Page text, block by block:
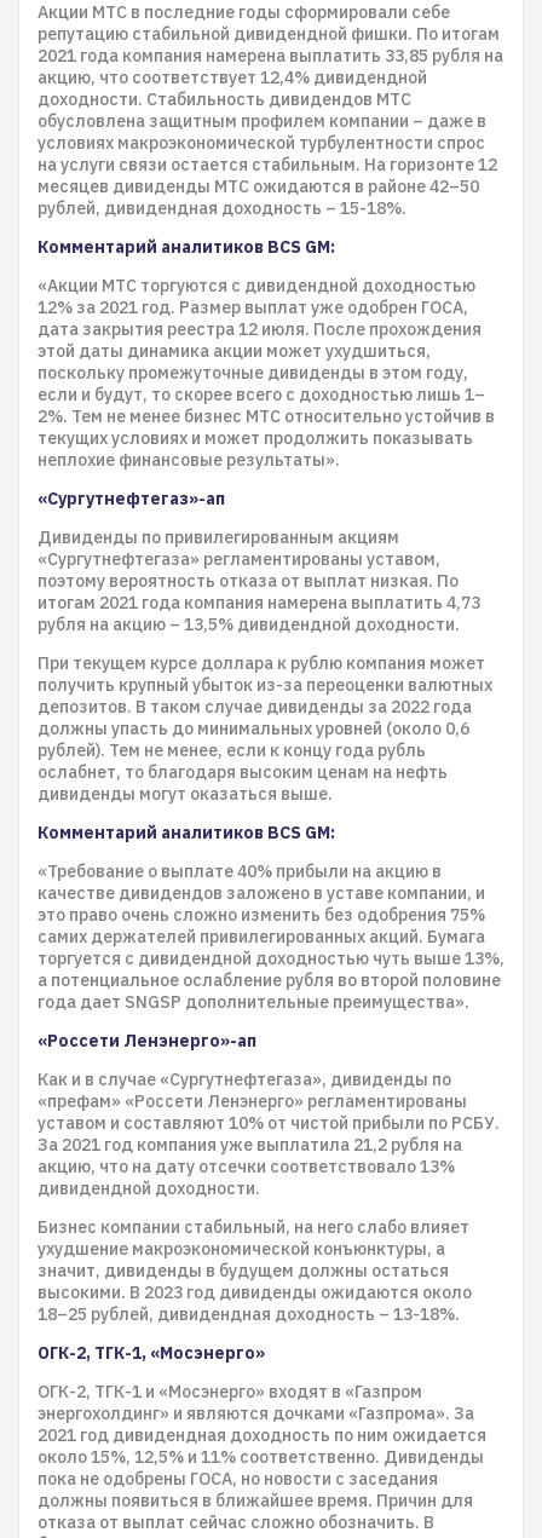
Акции МТС в последние годы сформировали себе
репутацию стабильной дивидендной фишки. По итогам
2021 года компания намерена выплатить 33,85 рубля на
акцию, что соответствует 12,4% дивидендной
доходности. Стабильность дивидендов МТС
обусловлена защитным профилем компании – даже в
условиях макроэкономической турбулентности спрос
на услуги связи остается стабильным. На горизонте 12
месяцев дивиденды МТС ожидаются в районе 42–50
рублей, дивидендная доходность – 15-18%.
Комментарий аналитиков BCS GM:
«Акции МТС торгуются с дивидендной доходностью
12% за 2021 год. Размер выплат уже одобрен ГОСА,
дата закрытия реестра 12 июля. После прохождения
этой даты динамика акции может ухудшиться,
поскольку промежуточные дивиденды в этом году,
если и будут, то скорее всего с доходностью лишь 1–
2%. Тем не менее бизнес МТС относительно устойчив в
текущих условиях и может продолжить показывать
неплохие финансовые результаты».
«Сургутнефтегаз»-ап
Дивиденды по привилегированным акциям
«Сургутнефтегаза» регламентированы уставом,
поэтому вероятность отказа от выплат низкая. По
итогам 2021 года компания намерена выплатить 4,73
рубля на акцию – 13,5% дивидендной доходности.
При текущем курсе доллара к рублю компания может
получить крупный убыток из-за переоценки валютных
депозитов. В таком случае дивиденды за 2022 года
должны упасть до минимальных уровней (около 0,6
рублей). Тем не менее, если к концу года рубль
ослабнет, то благодаря высоким ценам на нефть
дивиденды могут оказаться выше.
Комментарий аналитиков BCS GM:
«Требование о выплате 40% прибыли на акцию в
качестве дивидендов заложено в уставе компании, и
это право очень сложно изменить без одобрения 75%
самих держателей привилегированных акций. Бумага
торгуется с дивидендной доходностью чуть выше 13%,
а потенциальное ослабление рубля во второй половине
года дает SNGSP дополнительные преимущества».
«Россети Ленэнерго»-ап
Как и в случае «Сургутнефтегаза», дивиденды по
«префам» «Россети Ленэнерго» регламентированы
уставом и составляют 10% от чистой прибыли по РСБУ.
За 2021 год компания уже выплатила 21,2 рубля на
акцию, что на дату отсечки соответствовало 13%
дивидендной доходности.
Бизнес компании стабильный, на него слабо влияет
ухудшение макроэкономической конъюнктуры, а
значит, дивиденды в будущем должны остаться
высокими. В 2023 год дивиденды ожидаются около
18–25 рублей, дивидендная доходность – 13-18%.
ОГК-2, ТГК-1, «Мосэнерго»
ОГК-2, ТГК-1 и «Мосэнерго» входят в «Газпром
энергохолдинг» и являются дочками «Газпрома». За
2021 год дивидендная доходность по ним ожидается
около 15%, 12,5% и 11% соответственно. Дивиденды
пока не одобрены ГОСА, но новости с заседания
должны появиться в ближайшее время. Причин для
отказа от выплат сейчас сложно обозначить. В